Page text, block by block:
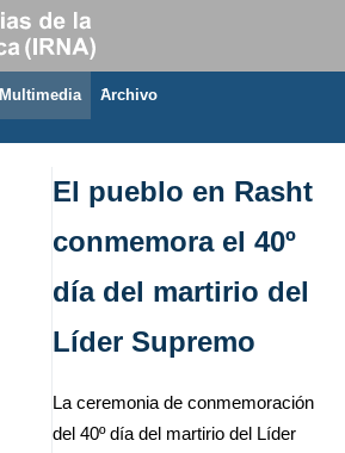
Multimedia َArchivo
El pueblo en Rasht
conmemora el 40º
día del martirio del
Líder Supremo
La ceremonia de conmemoración
del 40º día del martirio del Líder